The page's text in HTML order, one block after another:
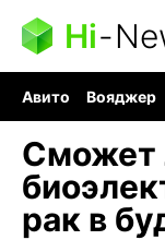
Hi-
Авито Вояджер
Сможет
рак в